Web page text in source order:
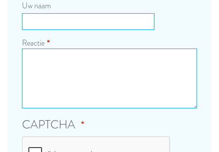
Uw naam
Reactie
CAPTCHA